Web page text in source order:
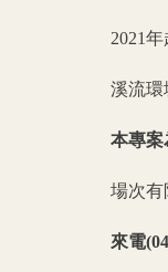
2021年
溪流環
本專案
場次有
來電